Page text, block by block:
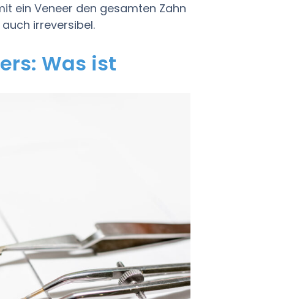
ein Veneer den gesamten Zahn
irreversibel.
Was ist